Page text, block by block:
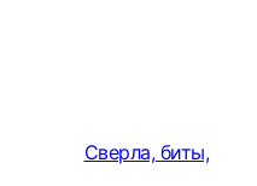
Сверла, биты,